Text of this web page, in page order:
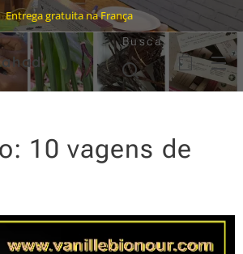
Entrega gratuita na França
Buscar
10 vagens de